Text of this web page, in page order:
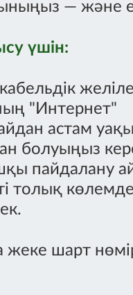
— және
үшін:
"Интернет"
астам
болуыңыз
пайдалану
толық көлемде
шарт